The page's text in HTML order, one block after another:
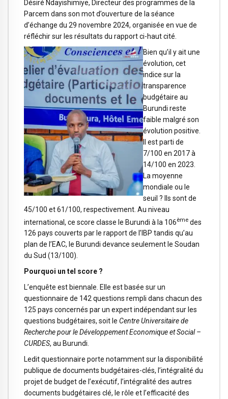
Désiré Ndayishimiye, Directeur des programmes de la
Parcem dans son mot d’ouverture de la séance
d’échange du 29 novembre 2024, organisée en vue de
réfléchir sur les résultats du rapport ci-haut cité.
Bien qu’il y ait une
évolution, cet
indice sur la
transparence
budgétaire au
Burundi reste
faible malgré son
évolution positive.
Il est parti de
7/100 en 2017 à
14/100 en 2023.
La moyenne
mondiale ou le
seuil ? Ils sont de
45/100 et 61/100, respectivement. Au niveau
international, ce score classe le Burundi à la 106ème des
126 pays couverts par le rapport de l’IBP tandis qu’au
plan de l’EAC, le Burundi devance seulement le Soudan
du Sud (13/100).
Pourquoi un tel score ?
L’enquête est biennale. Elle est basée sur un
questionnaire de 142 questions rempli dans chacun des
125 pays concernés par un expert indépendant sur les
questions budgétaires, soit le Centre Universitaire de
Recherche pour le Développement Economique et Social –
CURDES, au Burundi.
Ledit questionnaire porte notamment sur la disponibilité
publique de documents budgétaires-clés, l’intégralité du
projet de budget de l’exécutif, l’intégralité des autres
documents budgétaires clé, le rôle et l’efficacité des